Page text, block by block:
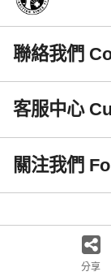
聯絡我們
客服中心
關注我們
分享